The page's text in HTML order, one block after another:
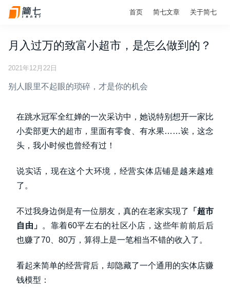
首页 简七文章 关于简七
月入过万的致富小超市，是怎么做到的？
2021年12月22日
别人眼里不起眼的琐碎，才是你的机会
在跳水冠军全红婵的一次采访中，她说特别想开一家比
小卖部更大的超市，里面有零食、有水果……诶，这念
头，我小时候也曾经有过！
说实话，现在这个大环境，经营实体店铺是越来越难
了。
不过我身边倒是有一位朋友，真的在老家实现了
「超市
自由」
。靠着60平左右的社区小店，这些年前前后后
也赚了70、80万，算得上是一笔相当不错的收入了。
看起来简单的经营背后，却隐藏了一个通用的实体店赚
钱模型：